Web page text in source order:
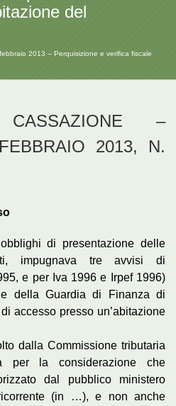
del
2013 – Perquisizione e verifica fiscale
–
2013, N.
di presentazione delle
impugnava tre avvisi di
e per Iva 1996 e Irpef 1996)
della Guardia di Finanza di
accesso presso un’abitazione
dalla Commissione tributaria
per la considerazione che
dal pubblico ministero
(in …), e non anche